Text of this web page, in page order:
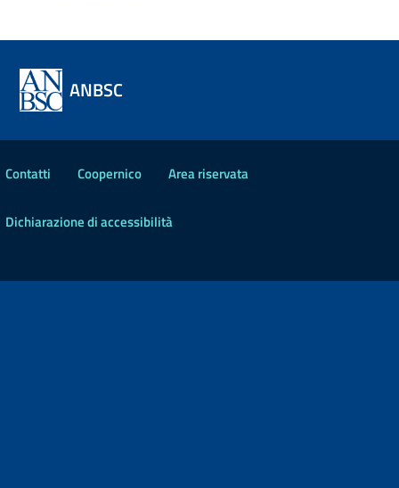
ANBSC
Contatti Coopernico Area riservata
Dichiarazione di accessibilità